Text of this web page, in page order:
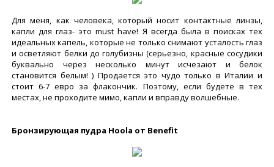
Для меня, как человека, который носит контактные линзы,
капли для глаз- это must have! Я всегда была в поисках тех
идеальных капель, которые не только снимают усталость глаз
и осветляют белки до голубизны (серьезно, красные сосудики
буквально через несколько минут исчезают и белок
становится белым! ) Продается это чудо только в Италии и
стоит 6-7 евро за флакончик. Поэтому, если будете в тех
местах, не проходите мимо, капли и вправду волшебные.
Бронзирующая пудра Hoola от Benefit